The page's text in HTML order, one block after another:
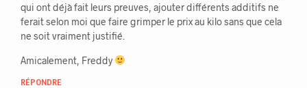
qui ont déjà fait leurs preuves, ajouter différents additifs ne
ferait selon moi que faire grimper le prix au kilo sans que cela
ne soit vraiment justifié.
Amicalement, Freddy
RÉPONDRE